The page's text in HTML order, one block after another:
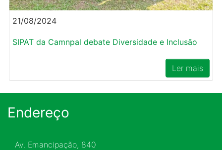
21/08/2024
SIPAT da Camnpal debate Diversidade e Inclusão
Ler mais
Endereço
Av. Emancipação, 840